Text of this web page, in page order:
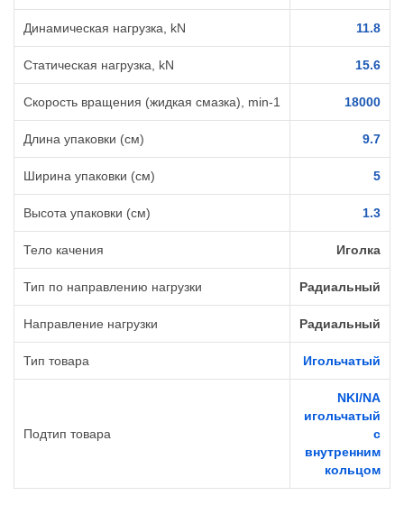
Динамическая нагрузка, kN 11.8
Статическая нагрузка, kN 15.6
Скорость вращения (жидкая смазка), min-1 18000
Длина упаковки (см) 9.7
Ширина упаковки (см) 5
Высота упаковки (см) 1.3
Тело качения Иголка
Тип по направлению нагрузки Радиальный
Направление нагрузки Радиальный
Тип товара Игольчатый
Подтип товара
NKI/NA
игольчатый
с
внутренним
кольцом